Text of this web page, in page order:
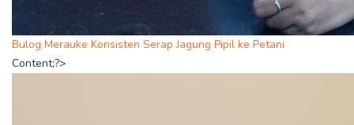
Bulog Merauke Konsisten Serap Jagung Pipil ke Petani
Content;?>